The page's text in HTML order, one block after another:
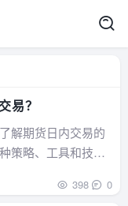
易？
解期货日内交易的
策略、工具和技
398 0